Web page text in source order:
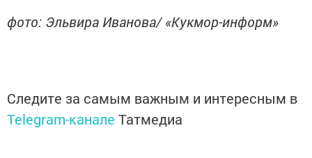
фото: Эльвира Иванова/ «Кукмор-информ»
Следите за самым важным и интересным в
Telegram-канале Татмедиа